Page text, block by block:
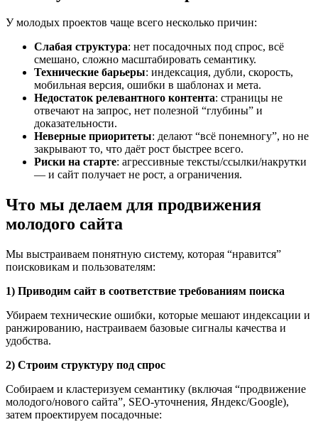
У молодых проектов чаще всего несколько причин:
Слабая структура: нет посадочных под спрос, всё
смешано, сложно масштабировать семантику.
Технические барьеры: индексация, дубли, скорость,
мобильная версия, ошибки в шаблонах и мета.
Недостаток релевантного контента: страницы не
отвечают на запрос, нет полезной “глубины” и
доказательности.
Неверные приоритеты: делают “всё понемногу”, но не
закрывают то, что даёт рост быстрее всего.
Риски на старте: агрессивные тексты/ссылки/накрутки
— и сайт получает не рост, а ограничения.
Что мы делаем для продвижения
молодого сайта
Мы выстраиваем понятную систему, которая “нравится”
поисковикам и пользователям:
1) Приводим сайт в соответствие требованиям поиска
Убираем технические ошибки, которые мешают индексации и
ранжированию, настраиваем базовые сигналы качества и
удобства.
2) Строим структуру под спрос
Собираем и кластеризуем семантику (включая “продвижение
молодого/нового сайта”, SEO-уточнения, Яндекс/Google),
затем проектируем посадочные: